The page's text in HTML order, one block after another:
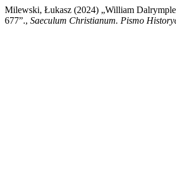
Milewski, Łukasz (2024) „William
677”., Saeculum Christianum. Pismo